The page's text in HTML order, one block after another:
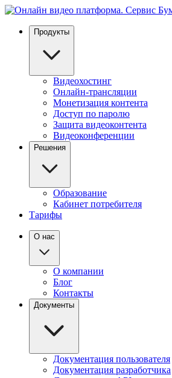
Продукты
Видеохостинг
Онлайн-трансляции
Монетизация контента
Доступ по паролю
Защита видеоконтента
Видеоконференции
Решения
Образование
Кабинет потребителя
Тарифы
О нас
О компании
Блог
Контакты
Документы
Документация пользователя
Документация разработчика